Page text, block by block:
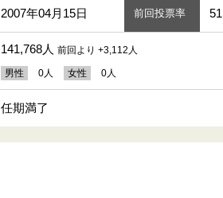
2007年04月15日 前回投票率
141,768人 前回より +3,112人
男性 0人 女性 0人
任期満了